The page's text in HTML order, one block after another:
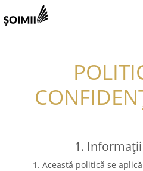
1.
1. Această politică se